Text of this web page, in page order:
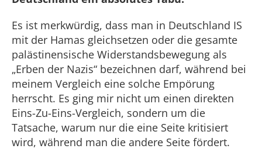
Es ist merkwürdig, dass man in Deutschland IS
mit der Hamas gleichsetzen oder die gesamte
palästinensische Widerstandsbewegung als
„Erben der Nazis“ bezeichnen darf, während bei
meinem Vergleich eine solche Empörung
herrscht. Es ging mir nicht um einen direkten
Eins-Zu-Eins-Vergleich, sondern um die
Tatsache, warum nur die eine Seite kritisiert
wird, während man die andere Seite fördert.